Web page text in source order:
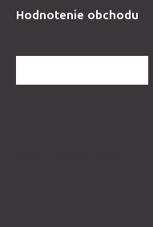
Hodnotenie obchodu